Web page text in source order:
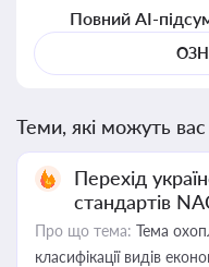
Повний AI-
Теми, які можуть вас
Перехід
стандартів
Про що тема: Тема
класифікації видів